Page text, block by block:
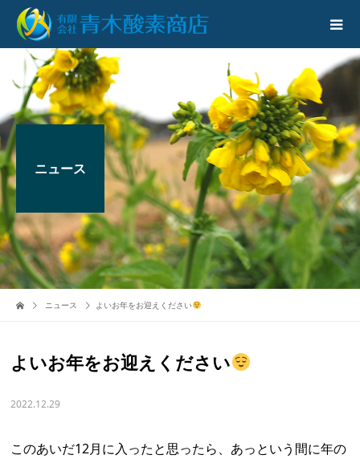
ニュース
ニュース よいお年をお迎えください
よいお年をお迎えください
2022.12.29
このあいだ12月に入ったと思ったら、あっという間に年の